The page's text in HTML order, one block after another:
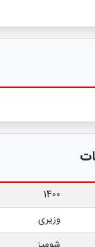
1400
وزیری